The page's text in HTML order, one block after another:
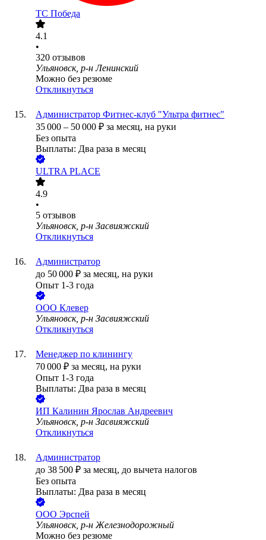
ТС Победа
4.1
•
320 отзывов
Ульяновск, р-н Ленинский
Можно без резюме
Откликнуться
Администратор Фитнес-клуб "Ультра фитнес"
35 000 – 50 000 ₽ за месяц, на руки
Без опыта
Выплаты: Два раза в месяц
ULTRA PLACE
4.9
•
5 отзывов
Ульяновск, р-н Засвияжский
Откликнуться
Администратор
до 50 000 ₽ за месяц, на руки
Опыт 1-3 года
ООО Клевер
Ульяновск, р-н Засвияжский
Откликнуться
Менеджер по клинингу
70 000 ₽ за месяц, на руки
Опыт 1-3 года
Выплаты: Два раза в месяц
ИП Калинин Ярослав Андреевич
Ульяновск, р-н Засвияжский
Откликнуться
Администратор
до 38 500 ₽ за месяц, до вычета налогов
Без опыта
Выплаты: Два раза в месяц
ООО Эрспей
Ульяновск, р-н Железнодорожный
Можно без резюме